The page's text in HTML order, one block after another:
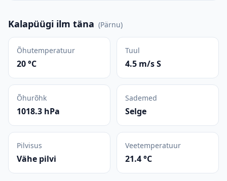
Kalapüügi ilm täna (Pärnu)
Õhutemperatuur
20 °C
Tuul
4.5 m/s S
Õhurõhk
1018.3 hPa
Sademed
Selge
Pilvisus
Vähe pilvi
Veetemperatuur
21.4 °C